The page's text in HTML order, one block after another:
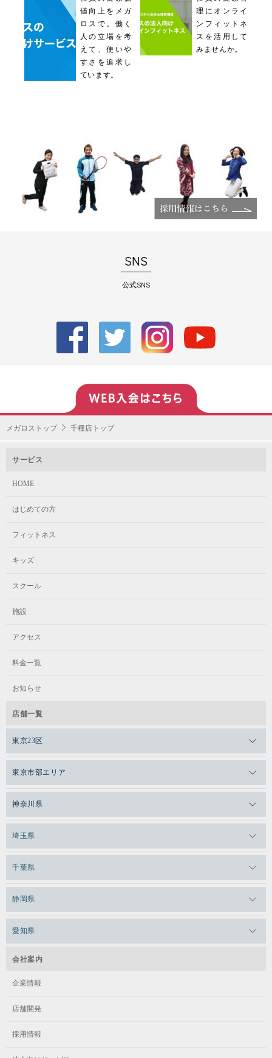
値向上をメガ
ロスで。働く
人の立場を考
えて、使いや
すさを追求し
ています。
理にオンライ
ンフィットネ
スを活用して
みませんか。
SNS
公式SNS
メガロストップ 千種店トップ
サービス
HOME
はじめての方
フィットネス
キッズ
スクール
施設
アクセス
料金一覧
お知らせ
店舗一覧
東京23区
メガロスルフレ恵比寿
メガロス日比谷シャンテ
メガロス田端
メガロスルフレ田端
メガロスキッズ錦糸町
メガロス葛飾
東京市部エリア
メガロス三鷹
メガロスルフレ三鷹
メガロスルフレ武蔵小金井
メガロス小平テニススクール
神奈川県
メガロス上永谷
メガロスルフレ上永谷
メガロス日吉
メガロス綱島
メガロスルフレ綱島
メガロス市ヶ尾
メガロス鷺沼
埼玉県
メガロスルフレ草加
千葉県
メガロス本八幡
静岡県
愛知県
メガロステラッセ納屋橋
メガロス千種
会社案内
企業情報
店舗開発
採用情報